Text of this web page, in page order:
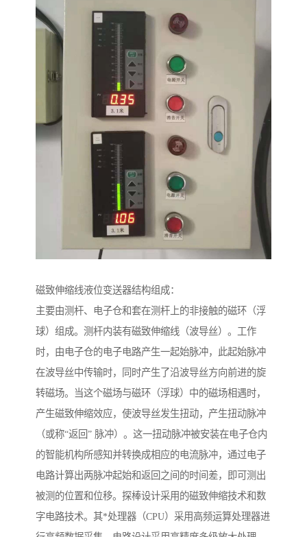
磁致伸缩线液位变送器结构组成：
主要由测杆、电子仓和套在测杆上的非接触的磁环（浮
球）组成。测杆内装有磁致伸缩线（波导丝）。工作
时，由电子仓的电子电路产生一起始脉冲，此起始脉冲
在波导丝中传输时，同时产生了沿波导丝方向前进的旋
转磁场。当这个磁场与磁环（浮球）中的磁场相遇时，
产生磁致伸缩效应，使波导丝发生扭动，产生扭动脉冲
（或称“返回” 脉冲）。这一扭动脉冲被安装在电子仓内
的智能机构所感知并转换成相应的电流脉冲，通过电子
电路计算出两脉冲起始和返回之间的时间差，即可测出
被测的位置和位移。探棒设计采用的磁致伸缩技术和数
字电路技术。其*处理器（CPU）采用高频运算处理器进